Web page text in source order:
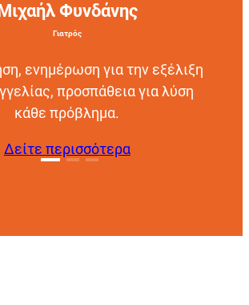
Μιχαήλ Φυνδάνης
Γιατρός
ενημέρωση για την εξέλιξη
προσπάθεια για λύση
κάθε πρόβλημα.
Δείτε περισσότερα